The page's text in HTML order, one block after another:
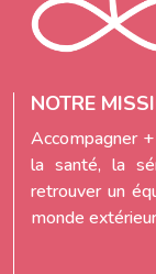
NOTRE
Accompagner
la santé, la
retrouver un
monde